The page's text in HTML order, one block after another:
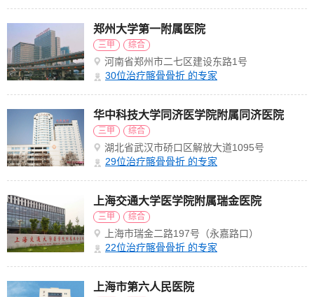
郑州大学第一附属医院
三甲 综合
河南省郑州市二七区建设东路1号
30位治疗髂骨骨折 的专家
华中科技大学同济医学院附属同济医院
三甲 综合
湖北省武汉市硚口区解放大道1095号
29位治疗髂骨骨折 的专家
上海交通大学医学院附属瑞金医院
三甲 综合
上海市瑞金二路197号（永嘉路口）
22位治疗髂骨骨折 的专家
上海市第六人民医院